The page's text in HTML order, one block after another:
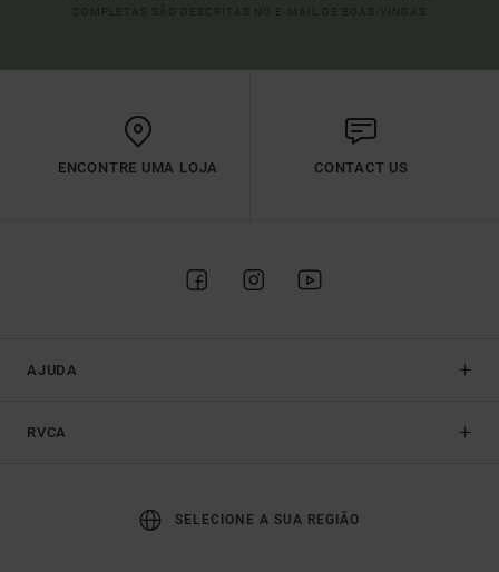
ENCONTRE UMA LOJA CONTACT US
AJUDA
RVCA
SELECIONE A SUA REGIÃO